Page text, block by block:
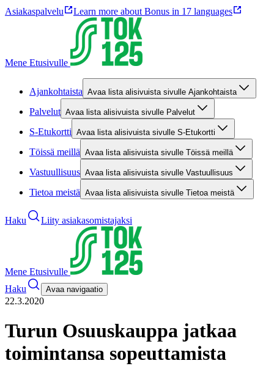
Asiakaspalvelu Learn more about Bonus in 17 languages
Mene Etusivulle
Ajankohtaista Avaa lista alisivuista sivulle Ajankohtaista
Palvelut Avaa lista alisivuista sivulle Palvelut
S-Etukortti Avaa lista alisivuista sivulle S-Etukortti
Töissä meillä Avaa lista alisivuista sivulle Töissä meillä
Vastuullisuus Avaa lista alisivuista sivulle Vastuullisuus
Tietoa meistä Avaa lista alisivuista sivulle Tietoa meistä
Haku Liity asiakasomistajaksi
Mene Etusivulle
Haku
Avaa navigaatio
22.3.2020
Turun Osuuskauppa jatkaa
toimintansa sopeuttamista